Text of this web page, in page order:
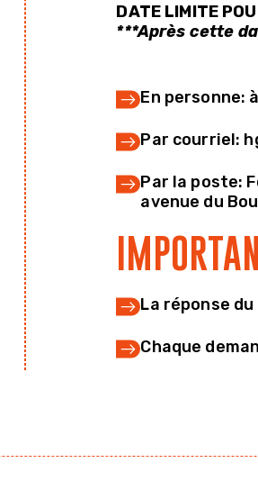
DATE LIMITE
***Après cette
En personne:
Par courriel:
Par la poste:
avenue du
La réponse
Chaque